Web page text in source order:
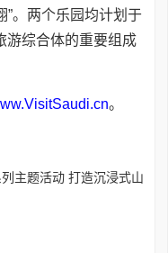
”。两个乐园均计划于
游综合体的重要组成
。
主题活动 打造沉浸式山